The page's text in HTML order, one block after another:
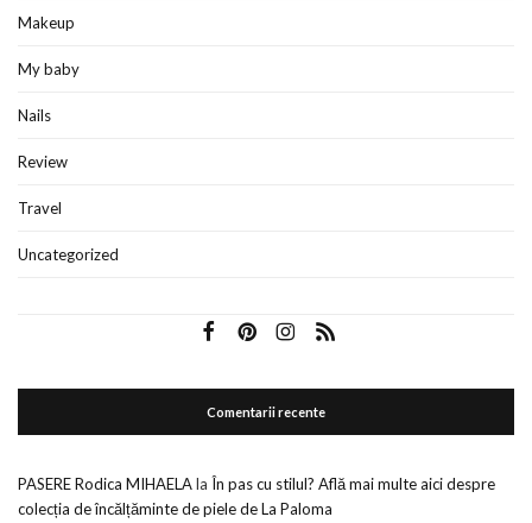
Makeup
My baby
Nails
Review
Travel
Uncategorized
Comentarii recente
PASERE Rodica MIHAELAla În pas cu stilul? Află mai multe aici despre
colecția de încălțăminte de piele de La Paloma